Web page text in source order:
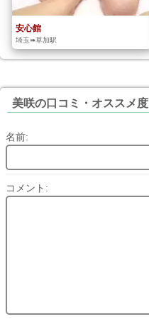
安心館
埼玉➠草加駅
美咲の口コミ・オススメ度
名前:
コメント: